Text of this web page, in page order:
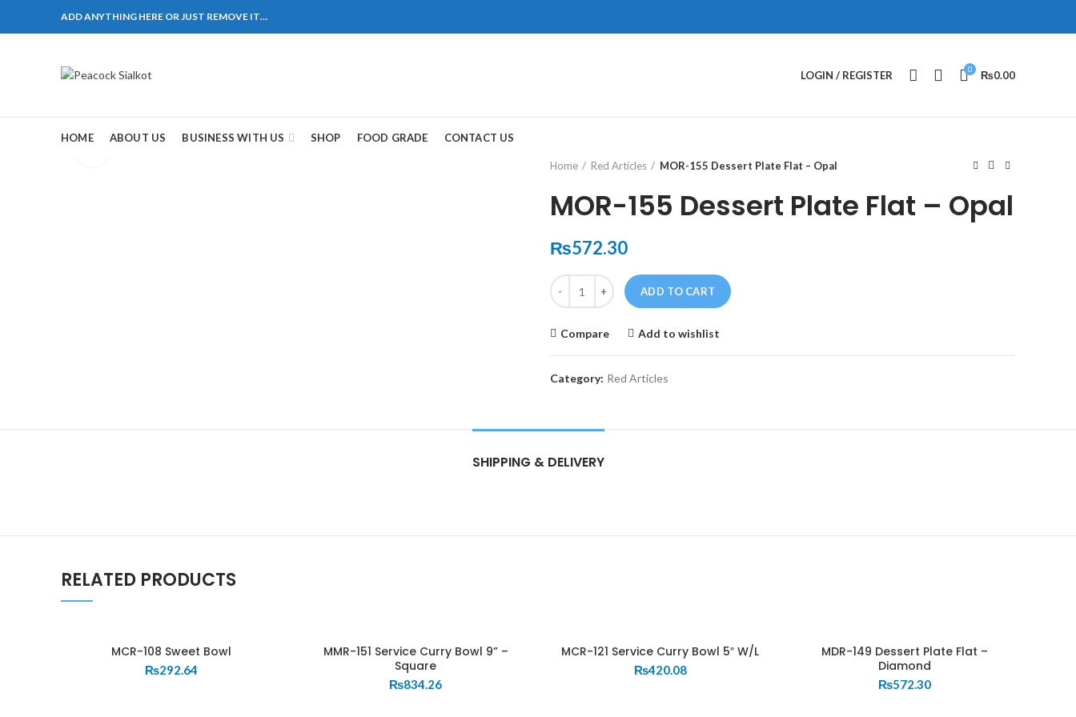
ADD ANYTHING HERE OR JUST REMOVE IT…
LOGIN / REGISTER 0 ₨0.00
HOME ABOUT US BUSINESS WITH US SHOP FOOD GRADE CONTACT US
Home
Red Articles MOR-155 Dessert Plate Flat – Opal
MOR-155 Dessert Plate Flat – Opal
₨572.30
Quantity
ADD TO CART
Compare Add to wishlist
Category: Red Articles
SHIPPING & DELIVERY
RELATED PRODUCTS
MCR-108 Sweet Bowl
₨292.64
MMR-151 Service Curry Bowl 9” –
Square
₨834.26
MCR-121 Service Curry Bowl 5″ W/L
₨420.08
MDR-149 Dessert Plate Flat –
Diamond
₨572.30
Pakistan. HM Comples, Shop# 2, New Airport Road, Gwadar.
這不是因為缺乏性生活，而是因為缺乏溝通，所以保持談話很重
可以很好的幫助你獲得一場高質量的夫妻生活。 犀利士 治療陽